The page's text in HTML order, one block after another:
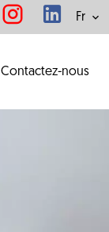
Fr
Contactez-nous